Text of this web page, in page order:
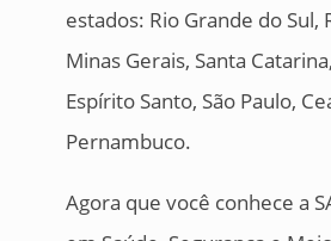
estados: Rio Grande do Sul,
Minas Gerais, Santa
Espírito Santo, São Paulo,
Pernambuco.
Agora que você conhece a